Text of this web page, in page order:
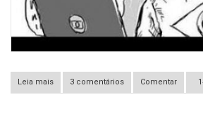
Leia mais
sobre Pra mim, comentários de
melhores coisas que temos
3 comentários Comentar